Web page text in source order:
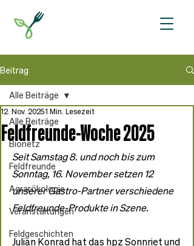
Beitrag
Alle Beiträge
Bionetz
Feldfreunde
Agrarökologie
Veranstaltungen
Feldgeschichten
Alle Beiträge
Feldfreunde-Woche 2025
12. Nov. 20251 Min. Lesezeit
Seit Samstag 8. und noch bis zum
Sonntag, 16. November setzen 12
unserer Gastro-Partner verschiedene
Feldfreunde-Produkte in Szene.
Julian Konrad hat das hpz Sonnriet und